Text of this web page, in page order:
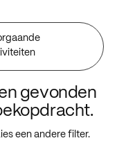
gevonden
een andere filter.